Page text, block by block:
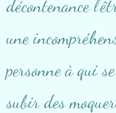
décontenance
une
personne à qui
subir des